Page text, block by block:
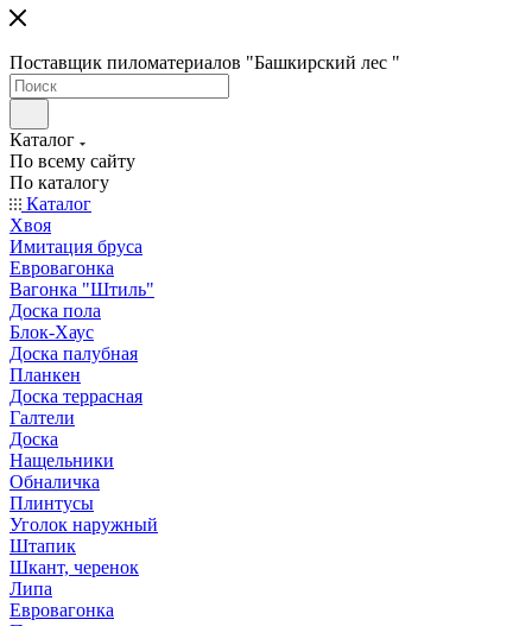
Поставщик пиломатериалов "Башкирский лес "
Каталог
По всему сайту
По каталогу
Каталог
Хвоя
Имитация бруса
Евровагонка
Вагонка "Штиль"
Доска пола
Блок-Хаус
Доска палубная
Планкен
Доска террасная
Галтели
Доска
Нащельники
Обналичка
Плинтусы
Уголок наружный
Штапик
Шкант, черенок
Липа
Евровагонка